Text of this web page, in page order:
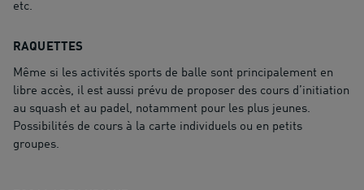
etc.
RAQUETTES
Même si les activités sports de balle sont principalement en
libre accès, il est aussi prévu de proposer des cours d’initiation
au squash et au padel, notamment pour les plus jeunes.
Possibilités de cours à la carte individuels ou en petits
groupes.